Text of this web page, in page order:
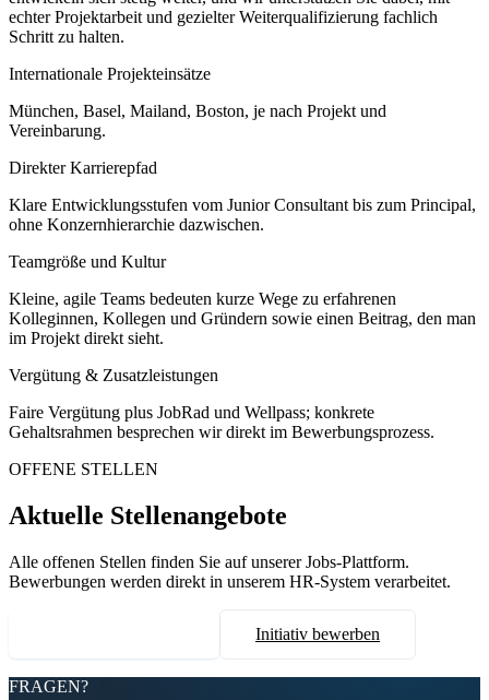
echter Projektarbeit und gezielter Weiterqualifizierung fachlich
Schritt zu halten.
Internationale Projekteinsätze
München, Basel, Mailand, Boston, je nach Projekt und
Vereinbarung.
Direkter Karrierepfad
Klare Entwicklungsstufen vom Junior Consultant bis zum Principal,
ohne Konzernhierarchie dazwischen.
Teamgröße und Kultur
Kleine, agile Teams bedeuten kurze Wege zu erfahrenen
Kolleginnen, Kollegen und Gründern sowie einen Beitrag, den man
im Projekt direkt sieht.
Vergütung & Zusatzleistungen
Faire Vergütung plus JobRad und Wellpass; konkrete
Gehaltsrahmen besprechen wir direkt im Bewerbungsprozess.
OFFENE STELLEN
Aktuelle Stellenangebote
Alle offenen Stellen finden Sie auf unserer Jobs-Plattform.
Bewerbungen werden direkt in unserem HR-System verarbeitet.
Initiativ bewerben
FRAGEN?